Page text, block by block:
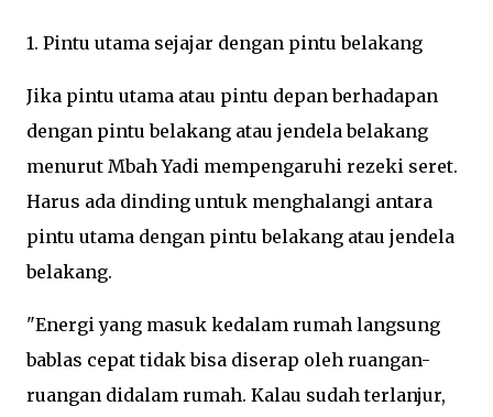
1. Pintu utama sejajar dengan pintu belakang
Jika pintu utama atau pintu depan berhadapan
dengan pintu belakang atau jendela belakang
menurut Mbah Yadi mempengaruhi rezeki seret.
Harus ada dinding untuk menghalangi antara
pintu utama dengan pintu belakang atau jendela
belakang.
"Energi yang masuk kedalam rumah langsung
bablas cepat tidak bisa diserap oleh ruangan-
ruangan didalam rumah. Kalau sudah terlanjur,